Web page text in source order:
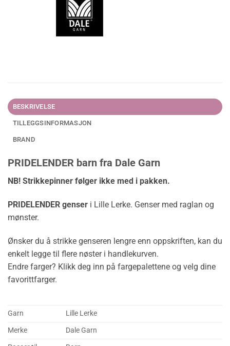
BESKRIVELSE
TILLEGGSINFORMASJON
BRAND
PRIDELENDER barn fra Dale Garn
NB! Strikkepinner følger ikke med i pakken.
PRIDELENDER genser i Lille Lerke. Genser med raglan og
mønster.
Ønsker du å strikke genseren lengre enn oppskriften, kan du
enkelt legge til flere nøster i handlekurven.
Endre farger? Klikk deg inn på fargepalettene og velg dine
favorittfarger.
Garn
Lille Lerke
Merke
Dale Garn